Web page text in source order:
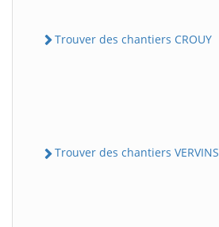
Trouver des chantiers CROUY
Trouver des chantiers VERVINS